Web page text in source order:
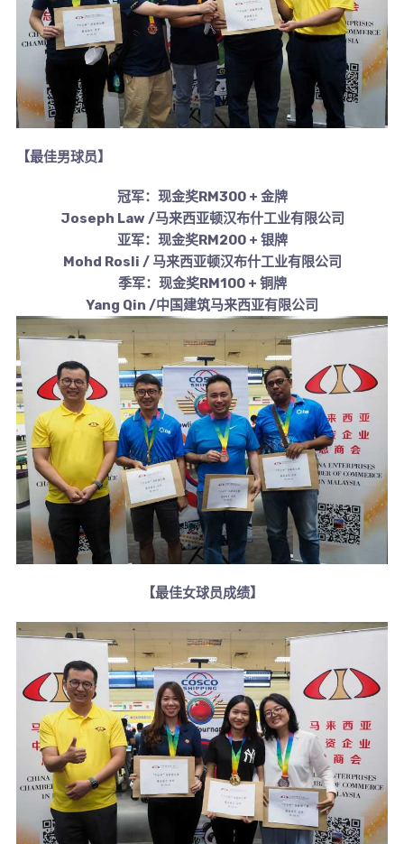
【最佳男球员】
冠军：现金奖RM300 + 金牌
Joseph Law /马来西亚顿汉布什工业有限公司
亚军：现金奖RM200 + 银牌
Mohd Rosli / 马来西亚顿汉布什工业有限公司
季军：现金奖RM100 + 铜牌
Yang Qin /中国建筑马来西亚有限公司
【最佳女球员成绩】